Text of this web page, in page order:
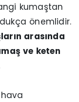
kumaştan
önemlidir.
arasında
ve keten